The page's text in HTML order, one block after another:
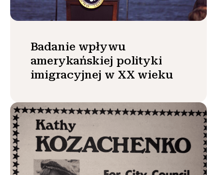
Badanie wpływu
amerykańskiej polityki
imigracyjnej w XX wieku